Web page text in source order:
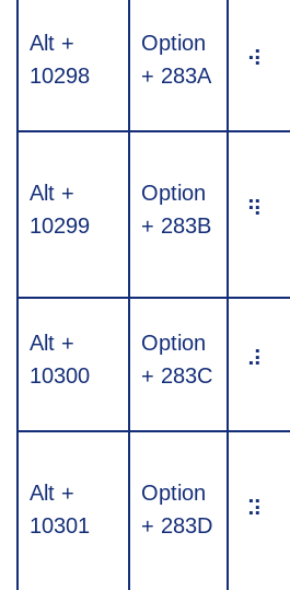
Alt +
10298
Option
+ 283A
⠺
Alt +
10299
Option
+ 283B
⠻
Alt +
10300
Option
+ 283C
⠼
Alt +
10301
Option
+ 283D
⠽